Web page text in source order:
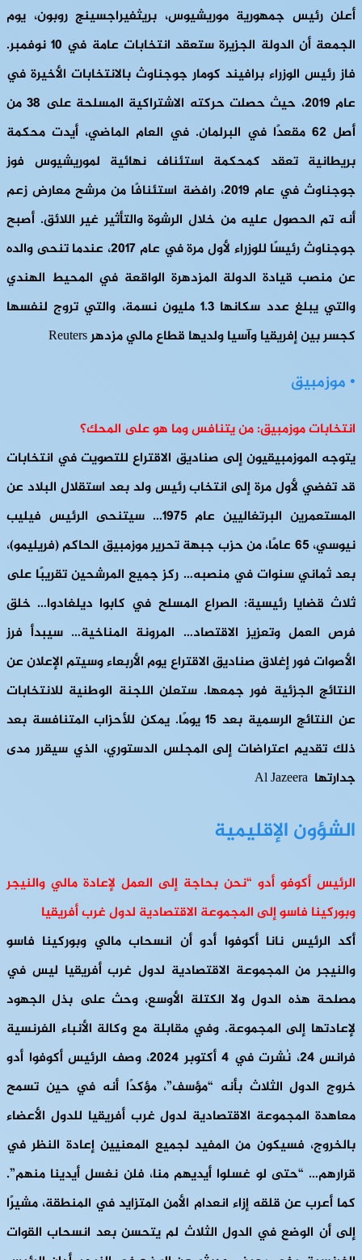
أعلن رئيس جمهورية موريشيوس، بريثفيراجسينج روبون، يوم
الجمعة أن الدولة الجزيرة ستعقد انتخابات عامة في 10 نوفمبر.
فاز رئيس الوزراء برافيند كومار جوجناوث بالانتخابات الأخيرة في
عام 2019، حيث حصلت حركته الاشتراكية المسلحة على 38 من
أصل 62 مقعدًا في البرلمان. في العام الماضي، أيدت محكمة
بريطانية تعقد كمحكمة استئناف نهائية لموريشيوس فوز
جوجناوث في عام 2019، رافضة استئنافًا من مرشح معارض زعم
أنه تم الحصول عليه من خلال الرشوة والتأثير غير اللائق. أصبح
جوجناوث رئيسًا للوزراء لأول مرة في عام 2017، عندما تنحى والده
عن منصب قيادة الدولة المزدهرة الواقعة في المحيط الهندي
والتي يبلغ عدد سكانها 1.3 مليون نسمة، والتي تروج لنفسها
كجسر بين إفريقيا وآسيا ولديها قطاع مالي مزدهر Reuters
• موزمبيق
انتخابات موزمبيق: من يتنافس وما هو على المحك؟
يتوجه الموزمبيقيون إلى صناديق الاقتراع للتصويت في انتخابات
قد تفضي لأول مرة إلى انتخاب رئيس ولد بعد استقلال البلاد عن
المستعمرين البرتغاليين عام 1975… سيتنحى الرئيس فيليب
نيوسي، 65 عامًا، من حزب جبهة تحرير موزمبيق الحاكم (فريليمو)،
بعد ثماني سنوات في منصبه… ركز جميع المرشحين تقريبًا على
ثلاث قضايا رئيسية: الصراع المسلح في كابوا ديلغادوا… خلق
فرص العمل وتعزيز الاقتصاد… المرونة المناخية… سيبدأ فرز
الأصوات فور إغلاق صناديق الاقتراع يوم الأربعاء وسيتم الإعلان عن
النتائج الجزئية فور جمعها. ستعلن اللجنة الوطنية للانتخابات
عن النتائج الرسمية بعد 15 يومًا. يمكن للأحزاب المتنافسة بعد
ذلك تقديم اعتراضات إلى المجلس الدستوري، الذي سيقرر مدى
جدارتها Al Jazeera
الشؤون الإقليمية
الرئيس أكوفو أدو “نحن بحاجة إلى العمل لإعادة مالي والنيجر
وبوركينا فاسو إلى المجموعة الاقتصادية لدول غرب أفريقيا
أكد الرئيس نانا أكوفوا أدو أن انسحاب مالي وبوركينا فاسو
والنيجر من المجموعة الاقتصادية لدول غرب أفريقيا ليس في
مصلحة هذه الدول ولا الكتلة الأوسع، وحث على بذل الجهود
لإعادتها إلى المجموعة. وفي مقابلة مع وكالة الأنباء الفرنسية
فرانس 24، نُشرت في 4 أكتوبر 2024، وصف الرئيس أكوفوا أدو
خروج الدول الثلاث بأنه “مؤسف”، مؤكدًا أنه في حين تسمح
معاهدة المجموعة الاقتصادية لدول غرب أفريقيا للدول الأعضاء
بالخروج، فسيكون من المفيد لجميع المعنيين إعادة النظر في
قرارهم… “حتى لو غسلوا أيديهم منا، فلن نغسل أيدينا منهم”.
كما أعرب عن قلقه إزاء انعدام الأمن المتزايد في المنطقة، مشيرًا
إلى أن الوضع في الدول الثلاث لم يتحسن بعد انسحاب القوات